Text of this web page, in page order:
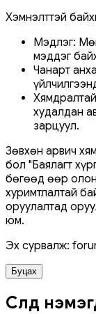
Хэмнэлттэй
Мэдлэг:
мэддэг
Чанарт
худалдан
зарцуул.
Зөвхөн арвич
бол "Баялагт
бөгөөд өөр
хуримтлалтай
оруулалтад
юм.
Эх сурвалж:
Буцах
Сүүлд